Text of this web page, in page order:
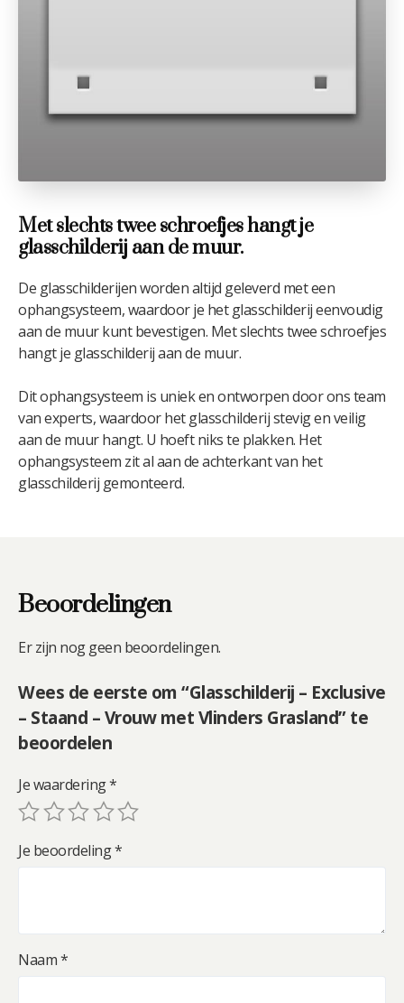
Met slechts twee schroefjes hangt je
glasschilderij aan de muur.
De glasschilderijen worden altijd geleverd met een
ophangsysteem, waardoor je het glasschilderij eenvoudig
aan de muur kunt bevestigen. Met slechts twee schroefjes
hangt je glasschilderij aan de muur.
Dit ophangsysteem is uniek en ontworpen door ons team
van experts, waardoor het glasschilderij stevig en veilig
aan de muur hangt. U hoeft niks te plakken. Het
ophangsysteem zit al aan de achterkant van het
glasschilderij gemonteerd.
Beoordelingen
Er zijn nog geen beoordelingen.
Wees de eerste om “Glasschilderij – Exclusive
– Staand – Vrouw met Vlinders Grasland” te
beoordelen
Je waardering*
Je beoordeling*
Naam*